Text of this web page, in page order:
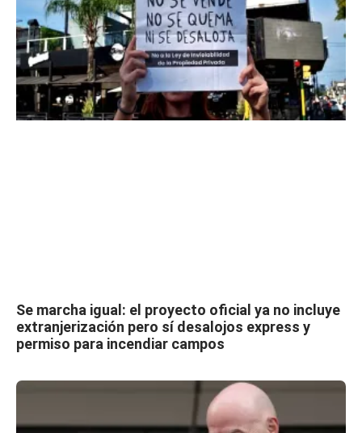
Se marcha igual: el proyecto oficial ya no incluye
extranjerización pero sí desalojos express y
permiso para incendiar campos